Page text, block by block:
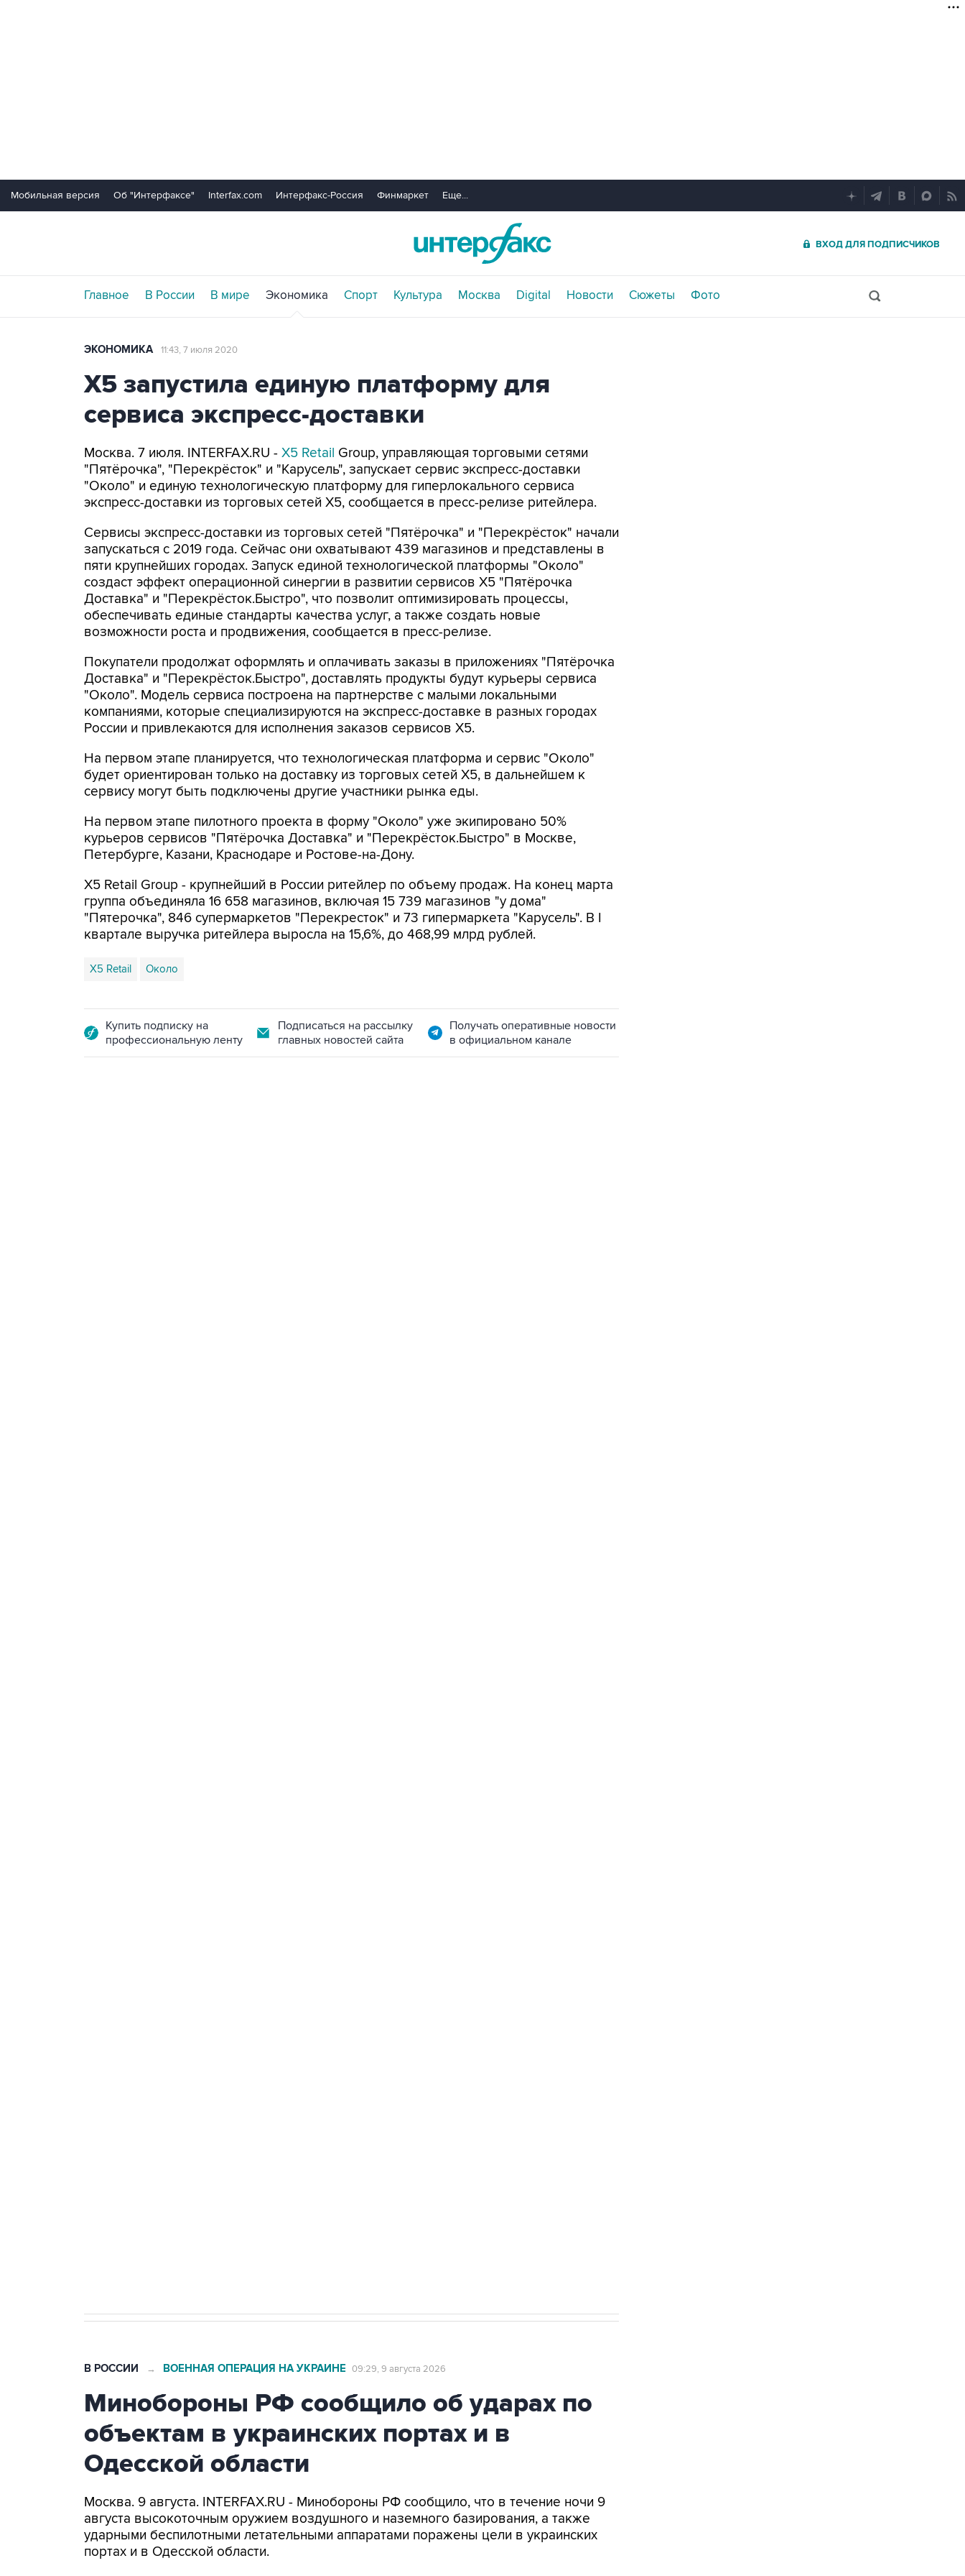
Мобильная версия Об "Интерфаксе" Interfax.com Интерфакс-Россия Финмаркет Еще...
ВХОД ДЛЯ ПОДПИСЧИКОВ
Главное В России В мире Экономика Спорт Культура Москва Digital Новости Сюжеты Фото
ЭКОНОМИКА 11:43, 7 июля 2020
Х5 запустила единую платформу для
сервиса экспресс-доставки
Москва. 7 июля. INTERFAX.RU - X5 Retail Group, управляющая торговыми сетями
"Пятёрочка", "Перекрёсток" и "Карусель", запускает сервис экспресс-доставки
"Около" и единую технологическую платформу для гиперлокального сервиса
экспресс-доставки из торговых сетей X5, сообщается в пресс-релизе ритейлера.
Сервисы экспресс-доставки из торговых сетей "Пятёрочка" и "Перекрёсток" начали
запускаться с 2019 года. Сейчас они охватывают 439 магазинов и представлены в
пяти крупнейших городах. Запуск единой технологической платформы "Около"
создаст эффект операционной синергии в развитии сервисов Х5 "Пятёрочка
Доставка" и "Перекрёсток.Быстро", что позволит оптимизировать процессы,
обеспечивать единые стандарты качества услуг, а также создать новые
возможности роста и продвижения, сообщается в пресс-релизе.
Покупатели продолжат оформлять и оплачивать заказы в приложениях "Пятёрочка
Доставка" и "Перекрёсток.Быстро", доставлять продукты будут курьеры сервиса
"Около". Модель сервиса построена на партнерстве с малыми локальными
компаниями, которые специализируются на экспресс-доставке в разных городах
России и привлекаются для исполнения заказов сервисов Х5.
На первом этапе планируется, что технологическая платформа и сервис "Около"
будет ориентирован только на доставку из торговых сетей X5, в дальнейшем к
сервису могут быть подключены другие участники рынка еды.
На первом этапе пилотного проекта в форму "Около" уже экипировано 50%
курьеров сервисов "Пятёрочка Доставка" и "Перекрёсток.Быстро" в Москве,
Петербурге, Казани, Краснодаре и Ростове-на-Дону.
X5 Retail Group - крупнейший в России ритейлер по объему продаж. На конец марта
группа объединяла 16 658 магазинов, включая 15 739 магазинов "у дома"
"Пятерочка", 846 супермаркетов "Перекресток" и 73 гипермаркета "Карусель". В I
квартале выручка ритейлера выросла на 15,6%, до 468,99 млрд рублей.
X5 Retail Около
Купить подписку на
профессиональную ленту
Подписаться на рассылку
главных новостей сайта
Получать оперативные новости
в официальном канале
В РОССИИ → ВОЕННАЯ ОПЕРАЦИЯ НА УКРАИНЕ 09:29, 9 августа 2026
Минобороны РФ сообщило об ударах по
объектам в украинских портах и в
Одесской области
Москва. 9 августа. INTERFAX.RU - Минобороны РФ сообщило, что в течение ночи 9
августа высокоточным оружием воздушного и наземного базирования, а также
ударными беспилотными летательными аппаратами поражены цели в украинских
портах и в Одесской области.